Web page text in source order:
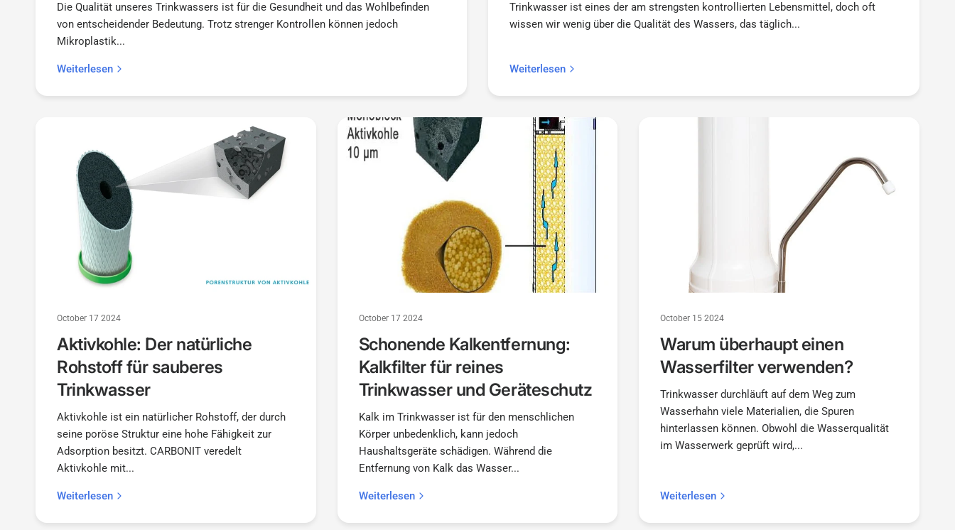
Die Qualität unseres Trinkwassers ist für die Gesundheit und das Wohlbefinden
von entscheidender Bedeutung. Trotz strenger Kontrollen können jedoch
Mikroplastik...
Weiterlesen
Trinkwasser ist eines der am strengsten kontrollierten Lebensmittel, doch oft
wissen wir wenig über die Qualität des Wassers, das täglich...
Weiterlesen
October 17 2024
Aktivkohle: Der natürliche
Rohstoff für sauberes
Trinkwasser
Aktivkohle ist ein natürlicher Rohstoff, der durch
seine poröse Struktur eine hohe Fähigkeit zur
Adsorption besitzt. CARBONIT veredelt
Aktivkohle mit...
Weiterlesen
October 17 2024
Schonende Kalkentfernung:
Kalkfilter für reines
Trinkwasser und Geräteschutz
Kalk im Trinkwasser ist für den menschlichen
Körper unbedenklich, kann jedoch
Haushaltsgeräte schädigen. Während die
Entfernung von Kalk das Wasser...
Weiterlesen
October 15 2024
Warum überhaupt einen
Wasserfilter verwenden?
Trinkwasser durchläuft auf dem Weg zum
Wasserhahn viele Materialien, die Spuren
hinterlassen können. Obwohl die Wasserqualität
im Wasserwerk geprüft wird,...
Weiterlesen